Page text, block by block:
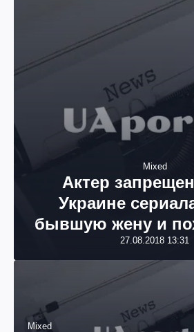
Mixed
Актер
Украине
бывшую жену и
в Facebook:
фото
27.08.2018 13:31
Mixed